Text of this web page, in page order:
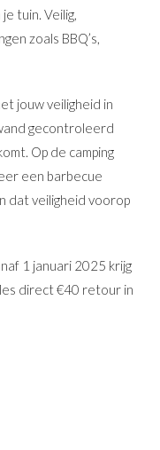
tuin. Veilig,
zoals BBQ’s,
jouw veiligheid in
gecontroleerd
Op de camping
een barbecue
dat veiligheid voorop
1 januari 2025 krijg
direct €40 retour in